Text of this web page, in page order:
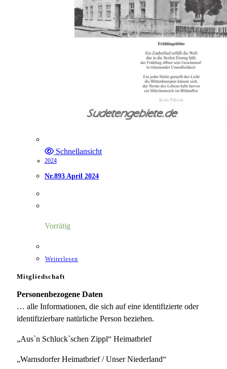
Schnellansicht
2024
Nr.893 April 2024
Vorrätig
Weiterlesen
Mitgliedschaft
Personenbezogene Daten
… alle Informationen, die sich auf eine identifizierte oder
identifizierbare natürliche Person beziehen.
„Aus`n Schluck`schen Zippl“ Heimatbrief
„Warnsdorfer Heimatbrief / Unser Niederland“